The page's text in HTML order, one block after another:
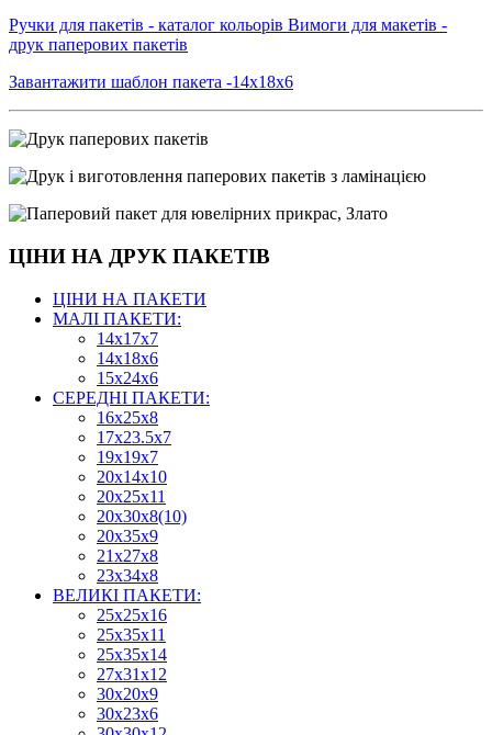
Ручки для пакетів - каталог кольорів Вимоги для макетів -
друк паперових пакетів
Завантажити шаблон пакета -14х18х6
ЦІНИ НА ДРУК ПАКЕТІВ
ЦІНИ НА ПАКЕТИ
МАЛІ ПАКЕТИ:
14х17х7
14х18х6
15х24х6
СЕРЕДНІ ПАКЕТИ:
16х25х8
17х23.5х7
19х19х7
20х14х10
20х25х11
20х30х8(10)
20х35х9
21х27х8
23х34х8
ВЕЛИКІ ПАКЕТИ:
25х25х16
25х35х11
25х35х14
27х31х12
30х20х9
30х23х6